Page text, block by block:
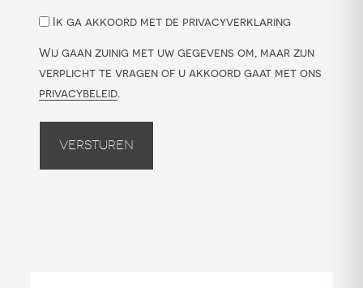
Ik ga akkoord met de privacyverklaring
Wij gaan zuinig met uw gegevens om, maar zijn
verplicht te vragen of u akkoord gaat met ons
privacybeleid.
Versturen